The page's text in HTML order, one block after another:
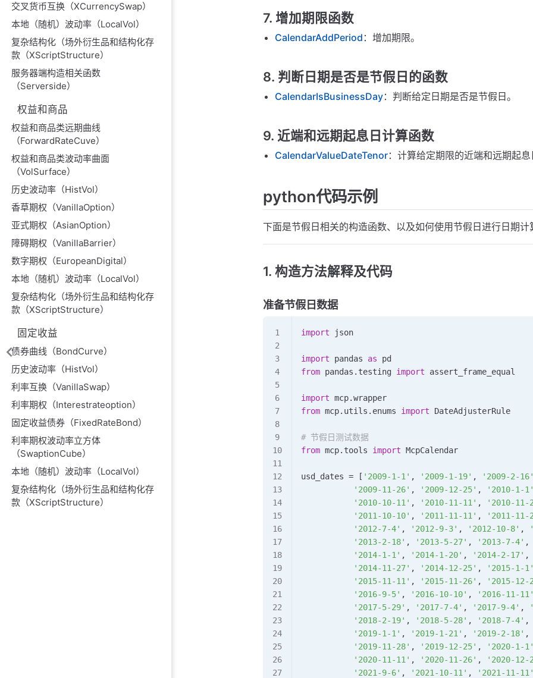
交叉货币互换（XCurrencySwap）
本地（随机）波动率（LocalVol）
复杂结构化（场外衍生品和结构化存
款（XScriptStructure）
服务器端构造相关函数
（Serverside）
权益和商品
权益和商品类远期曲线
（ForwardRateCuve）
权益和商品类波动率曲面
（VolSurface）
历史波动率（HistVol）
香草期权（VanillaOption）
亚式期权（AsianOption）
障碍期权（VanillaBarrier）
数字期权（EuropeanDigital）
本地（随机）波动率（LocalVol）
复杂结构化（场外衍生品和结构化存
款（XScriptStructure）
固定收益
债券曲线（BondCurve）
历史波动率（HistVol）
利率互换（VanillaSwap）
利率期权（Interestrateoption）
固定收益债券（FixedRateBond）
利率期权波动率立方体
（SwaptionCube）
本地（随机）波动率（LocalVol）
复杂结构化（场外衍生品和结构化存
款（XScriptStructure）
7. 增加期限函数
CalendarAddPeriod ：增加期限。
8. 判断日期是否是节假日的函数
CalendarIsBusinessDay：判断给定日期是否是节假日。
9. 近端和远期起息日计算函数
CalendarValueDateTenor：计算给定期限的近端和远期起
python代码示例
下面是节假日相关的构造函数、以及如何使用节假日进行日期计
1. 构造方法解释及代码
准备节假日数据
import json
import pandas as pd
from pandas.testing import assert_frame_equal
import mcp.wrapper
from mcp.utils.enums import DateAdjusterRule
# 节假日测试数据
from mcp.tools import McpCalendar
usd_dates = [ '2009-1-1' , '2009-1-19' ,
'2009-2-
           '2009-11-26'
, '2009-12-25' ,
'2010-1-
           '2010-10-11'
, '2010-11-11' ,
'2010-11-
           '2011-10-10'
, '2011-11-11' ,
'2011-11-
           '2012-7-4'
, '2012-9-3' , '2012-10-8' ,
           '2013-2-18'
, '2013-5-27' , '2013-7-4'
           '2014-1-1'
, '2014-1-20' , '2014-2-17'
           '2014-11-27'
, '2014-12-25' ,
'2015-1-
           '2015-11-11'
, '2015-11-26' ,
'2015-12-
           '2016-9-5'
, '2016-10-10' ,
'2016-11-
           '2017-5-29'
, '2017-7-4' , '2017-9-4' ,
           '2018-2-19'
, '2018-5-28' , '2018-7-4'
           '2019-1-1'
, '2019-1-21' , '2019-2-18'
           '2019-11-28'
, '2019-12-25' ,
'2020-1-
           '2020-11-11'
, '2020-11-26' ,
'2020-12-
           '2021-9-6'
, '2021-10-11' ,
'2021-11-